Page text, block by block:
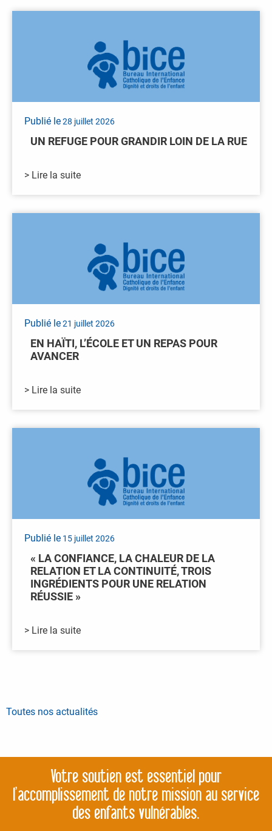
Publié le28 juillet 2026
UN REFUGE POUR GRANDIR LOIN DE LA RUE
> Lire la suite
Publié le21 juillet 2026
EN HAÏTI, L’ÉCOLE ET UN REPAS POUR
AVANCER
> Lire la suite
Publié le 15 juillet 2026
« LA CONFIANCE, LA CHALEUR DE LA
RELATION ET LA CONTINUITÉ, TROIS
INGRÉDIENTS POUR UNE RELATION
RÉUSSIE »
> Lire la suite
Toutes nos actualités
Votre soutien est essentiel pour
l’accomplissement de notre mission au service
des enfants vulnérables.